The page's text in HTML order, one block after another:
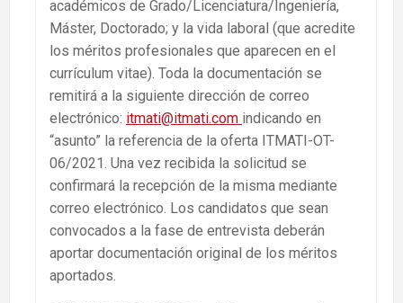
académicos de Grado/Licenciatura/Ingeniería,
Máster, Doctorado; y la vida laboral (que acredite
los méritos profesionales que aparecen en el
currículum vitae). Toda la documentación se
remitirá a la siguiente dirección de correo
electrónico: itmati@itmati.com indicando en
“asunto” la referencia de la oferta ITMATI-OT-
06/2021. Una vez recibida la solicitud se
confirmará la recepción de la misma mediante
correo electrónico. Los candidatos que sean
convocados a la fase de entrevista deberán
aportar documentación original de los méritos
aportados.